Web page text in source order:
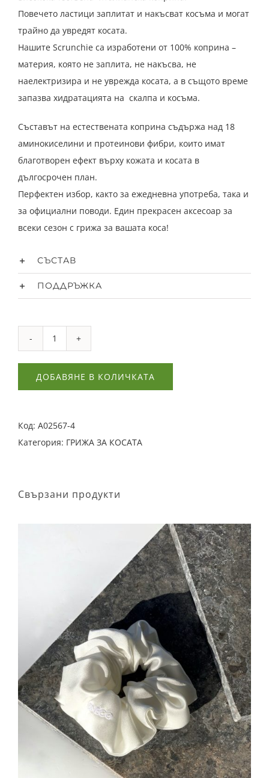
Повечето ластици заплитат и накъсват косъма и могат
трайно да увредят косата.
Нашите Scrunchie са изработени от 100% коприна –
материя, която не заплита, не накъсва, не
наелектризира и не уврежда косата, а в същото време
запазва хидратацията на скалпа и косъма.
Съставът на естествената коприна съдържа над 18
аминокиселини и протеинови фибри, които имат
благотворен ефект върху кожата и косата в
дългосрочен план.
Перфектен избор, както за ежедневна употреба, така и
за официални поводи. Един прекрасен аксесоар за
всеки сезон с грижа за вашата коса!
СЪСТАВ
ПОДДРЪЖКА
количество
за
Копринен
Caramel
ДОБАВЯНЕ В КОЛИЧКАТА
Код: A02567-4
Категория: ГРИЖА ЗА КОСАТА
Свързани продукти